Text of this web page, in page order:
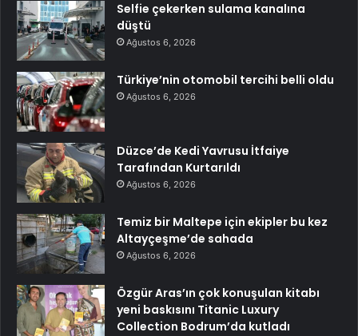
Selfie çekerken sulama kanalına
düştü
Ağustos 6, 2026
Türkiye’nin otomobil tercihi belli oldu
Ağustos 6, 2026
Düzce’de Kedi Yavrusu İtfaiye
Tarafından Kurtarıldı
Ağustos 6, 2026
Temiz bir Maltepe için ekipler bu kez
Altayçeşme’de sahada
Ağustos 6, 2026
Özgür Aras’ın çok konuşulan kitabı
yeni baskısını Titanic Luxury
Collection Bodrum’da kutladı